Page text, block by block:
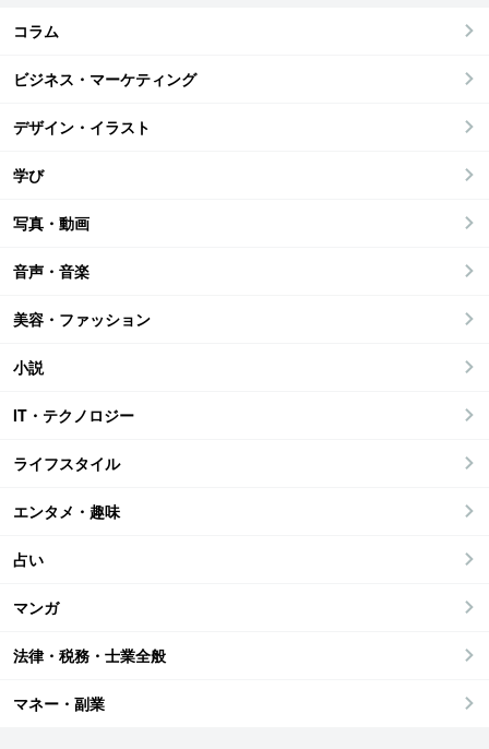
コラム
ビジネス・マーケティング
デザイン・イラスト
学び
写真・動画
音声・音楽
美容・ファッション
小説
IT・テクノロジー
ライフスタイル
エンタメ・趣味
占い
マンガ
法律・税務・士業全般
マネー・副業